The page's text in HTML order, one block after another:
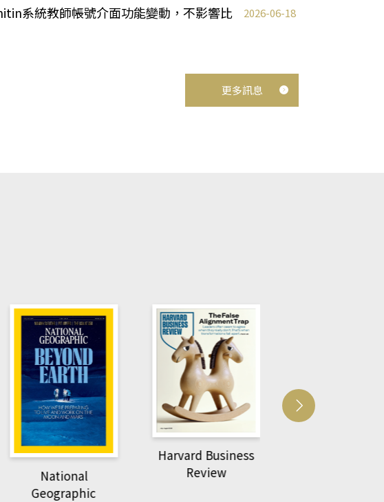
系統教師帳號介面功能變動，不影響比
2026-06-18
更多訊息
National
Geographic
Harvard Business
Review